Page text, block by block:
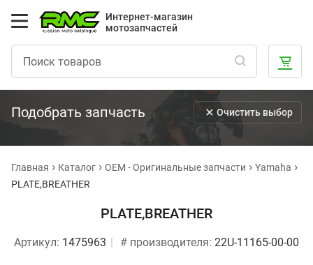
Интернет-магазин
мотозапчастей
Подобрать запчасть Очистить выбор
Главная Каталог OEM - Оригинальные запчасти
Yamaha
PLATE,BREATHER
PLATE,BREATHER
Артикул: 1475963 # производителя: 22U-11165-00-00